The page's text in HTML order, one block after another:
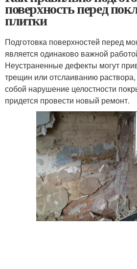
поверхность перед
плитки
Подготовка поверхностей перед
является одинаково важной
Неустраненные дефекты могут
трещин или отслаиванию раствора,
собой нарушение целостности
придется провести новый ремонт.